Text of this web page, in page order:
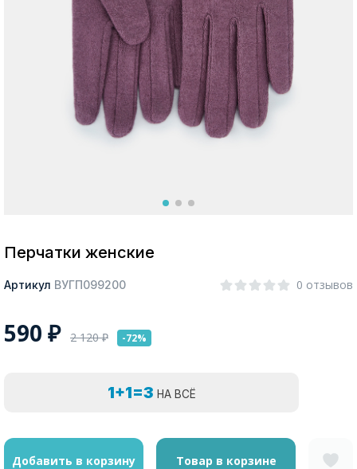
Москва
Перчатки женские
Артикул ВУГП099200 0 отзывов
590 ₽ 2 120₽ -72%
1+1=3 НА ВСЁ
Добавить в корзину Товар в корзине